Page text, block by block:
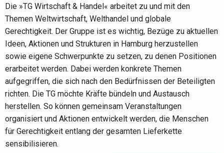
Die »TG Wirtschaft & Handel« arbeitet zu und mit den
Themen Weltwirtschaft, Welthandel und globale
Gerechtigkeit. Der Gruppe ist es wichtig, Bezüge zu aktuellen
Ideen, Aktionen und Strukturen in Hamburg herzustellen
sowie eigene Schwerpunkte zu setzen, zu denen Positionen
erarbeitet werden. Dabei werden konkrete Themen
aufgegriffen, die sich nach den Bedürfnissen der Beteiligten
richten. Die TG möchte Kräfte bündeln und Austausch
herstellen. So können gemeinsam Veranstaltungen
organisiert und Aktionen entwickelt werden, die Menschen
für Gerechtigkeit entlang der gesamten Lieferkette
sensibilisieren.